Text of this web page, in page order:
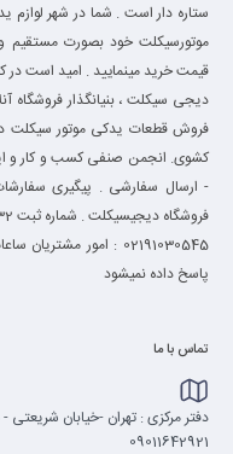
ستاره دار است . شما در شهر لوازم
موتورسیکلت خود بصورت مستقیم
قیمت خرید مینمایید . امید است
دیجی سیکلت ، بنیانگذار فروشگاه
فروش قطعات یدکی موتور سیکلت
کشوی. انجمن صنفی کسب و کار و
- ارسال سفارشی . پیگیری
فروشگاه دیجیسیکلت . شماره ثبت 5632 )
پاسخ داده نمیشود
تماس با ما
دفتر مرکزی : تهران -خیابان
09011642921